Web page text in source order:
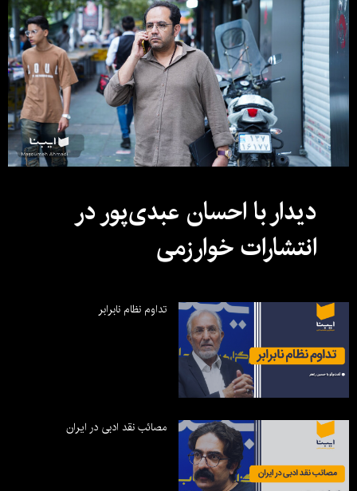
دیدار با احسان عبدی‌پور در
انتشارات خوارزمی
تداوم نظام نابرابر
مصائب نقد ادبی در ایران